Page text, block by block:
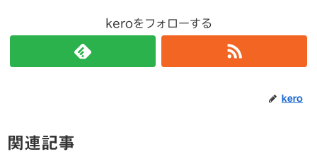
keroをフォローする
kero
関連記事